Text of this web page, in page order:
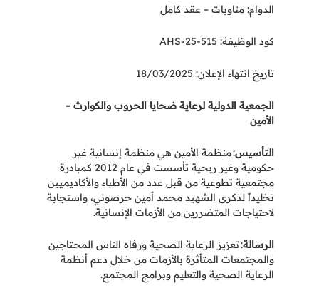
الدوام: مناوبات – عقد كامل
كود الوظيفة: AHS-25-515
تاريخ انتهاء الإعلان: 18/03/2025
الجمعية الدولية لرعاية ضحايا الحروب والكوارث –
الأمين
التأسيس:منظمة الأمين هي منظمة إنسانية غير
حكومية وغير ربحية تأسست في عام 2012 كمبادرة
مجتمعية تطوعية من قبل عدد من الأطباء والأكاديميين
تخليداً لذكرى الشهيد محمد أمين حرصوني، واستجابة
لاحتياجات المتضررين من الأزمات الإنسانية.
الرسالة:تعزيز الرعاية الصحية ورفاه الناس المحتاجين
والمجتمعات المتأثرة بالأزمات من خلال دعم أنظمة
الرعاية الصحية والتعليم وبرامج المجتمع.